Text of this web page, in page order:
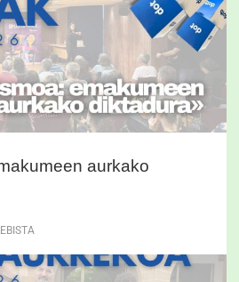
aurkako